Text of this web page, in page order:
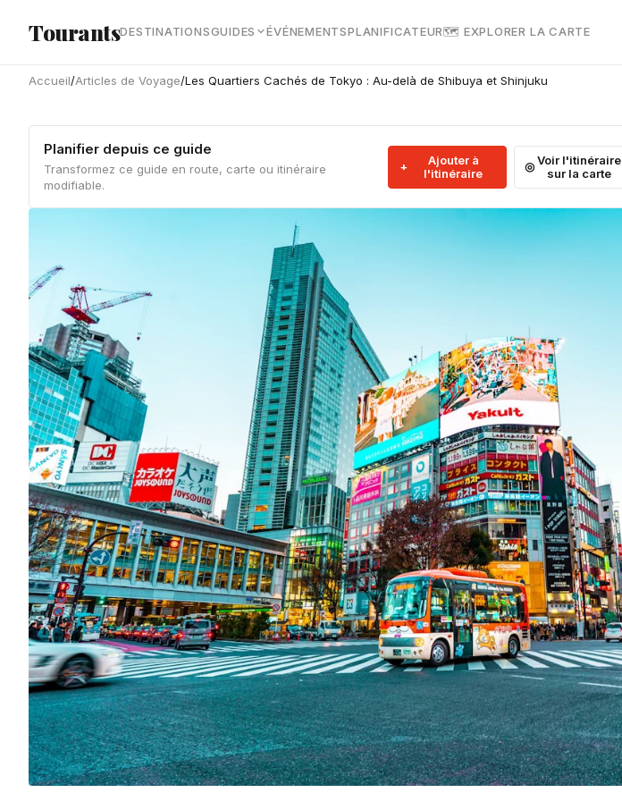
TourantsDESTINATIONSGUIDES ÉVÉNEMENTSPLANIFICATEUR🗺 EXPLORER LA CARTE
Accueil/Articles de Voyage/Les Quartiers Cachés de Tokyo : Au-delà de Shibuya et Shinjuku
Planifier depuis ce guide
Transformez ce guide en route, carte ou itinéraire
modifiable.
Ajouter à
l'itinéraire
Voir l'itinéraire
sur la carte